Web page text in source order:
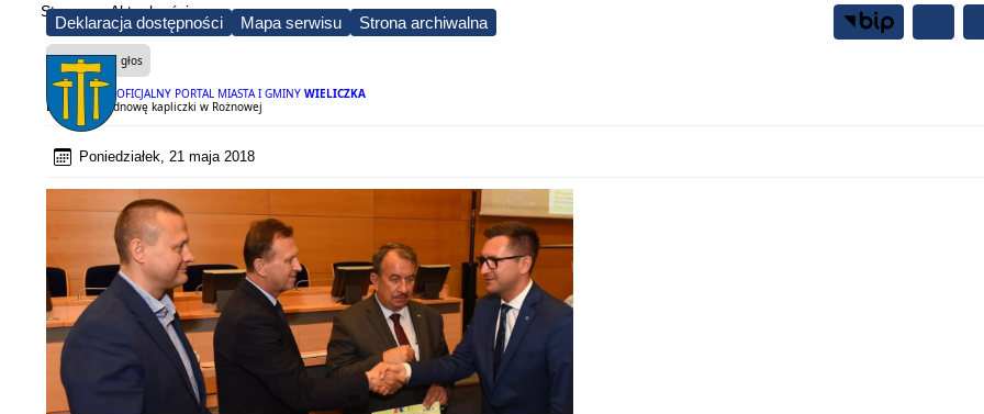
Deklaracja dostępności Mapa serwisu Strona archiwalna
OFICJALNY PORTAL MIASTA I GMINY WIELICZKA
Strona Aktualności
Czytaj na głos
Dotacja na odnowę kapliczki w Rożnowej
Poniedziałek, 21 maja 2018